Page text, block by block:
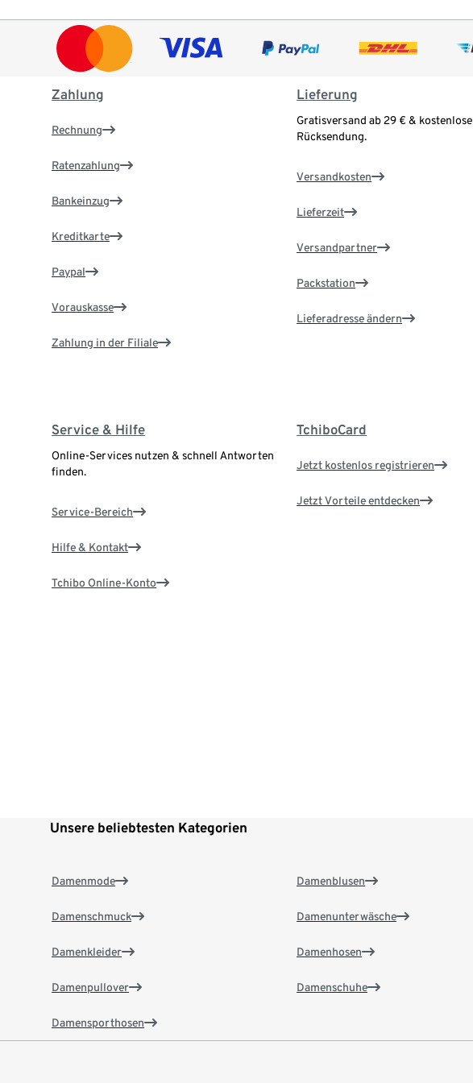
Zahlung
Rechnung
Ratenzahlung
Bankeinzug
Kreditkarte
Paypal
Vorauskasse
Zahlung in der Filiale
Lieferung
Gratisversand ab 29 € & kostenlose
Rücksendung.
Versandkosten
Lieferzeit
Versandpartner
Packstation
Lieferadresse ändern
Service & Hilfe
Online-Services nutzen & schnell Antworten
finden.
Service-Bereich
Hilfe & Kontakt
Tchibo Online-Konto
TchiboCard
Jetzt kostenlos registrieren
Jetzt Vorteile entdecken
Unsere beliebtesten Kategorien
Damenmode
Damenschmuck
Damenkleider
Damenpullover
Damensporthosen
Damenblusen
Damenunterwäsche
Damenhosen
Damenschuhe